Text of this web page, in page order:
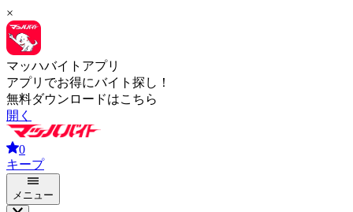
×
マッハバイトアプリ
アプリでお得にバイト探し！
無料ダウンロードはこちら
開く
0
キープ
メニュー